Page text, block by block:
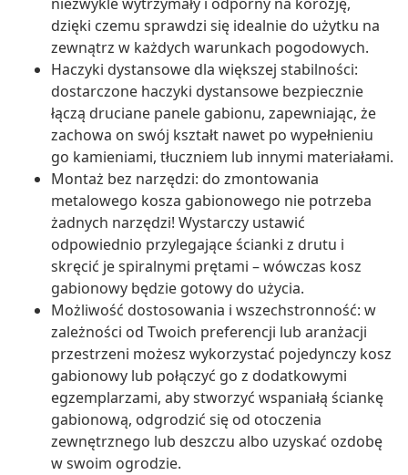
dzięki czemu sprawdzi się idealnie do użytku na
zewnątrz w każdych warunkach pogodowych.
Haczyki dystansowe dla większej stabilności:
dostarczone haczyki dystansowe bezpiecznie
łączą druciane panele gabionu, zapewniając, że
zachowa on swój kształt nawet po wypełnieniu
go kamieniami, tłuczniem lub innymi materiałami.
Montaż bez narzędzi: do zmontowania
metalowego kosza gabionowego nie potrzeba
żadnych narzędzi! Wystarczy ustawić
odpowiednio przylegające ścianki z drutu i
skręcić je spiralnymi prętami – wówczas kosz
gabionowy będzie gotowy do użycia.
Możliwość dostosowania i wszechstronność: w
zależności od Twoich preferencji lub aranżacji
przestrzeni możesz wykorzystać pojedynczy kosz
gabionowy lub połączyć go z dodatkowymi
egzemplarzami, aby stworzyć wspaniałą ściankę
gabionową, odgrodzić się od otoczenia
zewnętrznego lub deszczu albo uzyskać ozdobę
w swoim ogrodzie.